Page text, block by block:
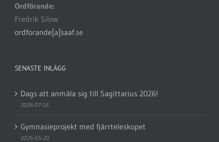
Ordförande:
Fredrik Silow
ordforande[a]saaf.se
SENASTE INLÄGG
Dags att anmäla sig till Sagittarius 2026!
2026-07-16
Gymnasieprojekt med fjärrteleskopet
2026-05-20